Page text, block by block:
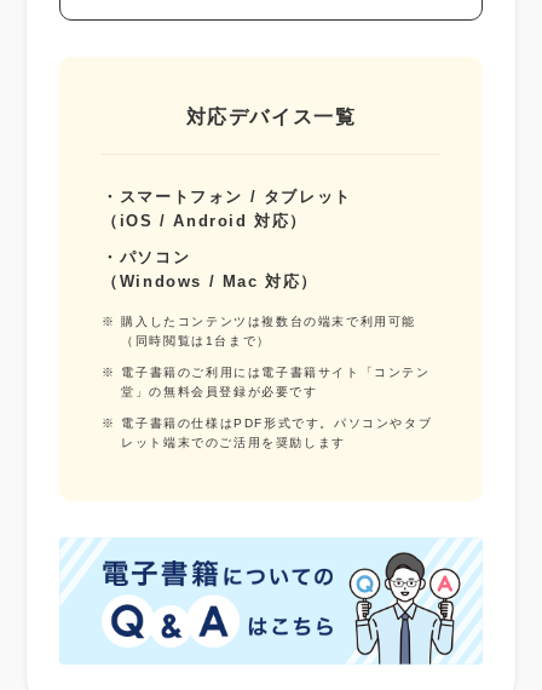
対応デバイス一覧
・スマートフォン / タブレット
（iOS / Android 対応）
・パソコン
（Windows / Mac 対応）
※ 購入したコンテンツは複数台の端末で利用可能
（同時閲覧は1台まで）
※ 電子書籍のご利用には電子書籍サイト「コンテン
堂」の無料会員登録が必要です
※ 電子書籍の仕様はPDF形式です。パソコンやタブ
レット端末でのご活用を奨励します